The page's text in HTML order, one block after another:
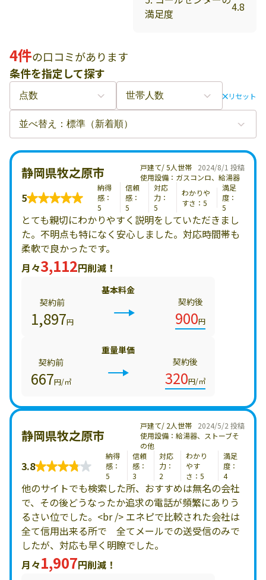
満足度
4.8
4件の口コミがあります
条件を指定して探す
リセット
2024/8/1 投稿
静岡県牧之原市
戸建て/ 5人世帯
使用設備：ガスコンロ、給湯器
5
納得
感：
5
信頼
感：
5
対応
力：
5
わかりや
すさ：5
満足
度：
5
とても親切にわかりやすく説明をしていただきまし
た。不明点も特になく安心しました。対応時間帯も
柔軟で良かったです。
月々3,112円削減！
基本料金
契約前
1,897円
契約後
900円
重量単価
契約前
667円/㎥
契約後
320円/㎥
2024/5/2 投稿
静岡県牧之原市
戸建て/ 2人世帯
使用設備：給湯器、ストーブそ
の他
3.8
納得
感：
5
信頼
感：
3
対応
力：
2
わかり
やす
さ：5
満足
度：
4
他のサイトでも検索した所、おすすめは無名の会社
で、その後どうなったか追求の電話が頻繁にありう
るさい位でした。<br /> エネピで比較された会社は
全て信用出来る所で 全てメールでの送受信のみで
したが、対応も早く明瞭でした。
月々1,907円削減！